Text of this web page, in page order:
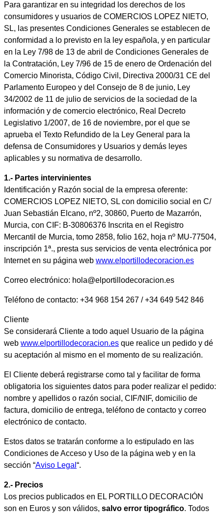
Para garantizar en su integridad los derechos de los
consumidores y usuarios de COMERCIOS LOPEZ NIETO,
SL, las presentes Condiciones Generales se establecen de
conformidad a lo previsto en la ley española, y en particular
en la Ley 7/98 de 13 de abril de Condiciones Generales de
la Contratación, Ley 7/96 de 15 de enero de Ordenación del
Comercio Minorista, Código Civil, Directiva 2000/31 CE del
Parlamento Europeo y del Consejo de 8 de junio, Ley
34/2002 de 11 de julio de servicios de la sociedad de la
información y de comercio electrónico, Real Decreto
Legislativo 1/2007, de 16 de noviembre, por el que se
aprueba el Texto Refundido de la Ley General para la
defensa de Consumidores y Usuarios y demás leyes
aplicables y su normativa de desarrollo.
1.- Partes intervinientes
Identificación y Razón social de la empresa oferente:
COMERCIOS LOPEZ NIETO, SL con domicilio social en C/
Juan Sebastián Elcano, nº2, 30860, Puerto de Mazarrón,
Murcia, con CIF: B-30806376 Inscrita en el Registro
Mercantil de Murcia, tomo 2858, folio 162, hoja nº MU-77504,
inscripción 1ª., presta sus servicios de venta electrónica por
Internet en su página web www.elportillodecoracion.es
Correo electrónico: hola@elportillodecoracion.es
Teléfono de contacto: +34 968 154 267 / +34 649 542 846
Cliente
Se considerará Cliente a todo aquel Usuario de la página
web www.elportillodecoracion.es que realice un pedido y dé
su aceptación al mismo en el momento de su realización.
El Cliente deberá registrarse como tal y facilitar de forma
obligatoria los siguientes datos para poder realizar el pedido:
nombre y apellidos o razón social, CIF/NIF, domicilio de
factura, domicilio de entrega, teléfono de contacto y correo
electrónico de contacto.
Estos datos se tratarán conforme a lo estipulado en las
Condiciones de Acceso y Uso de la página web y en la
sección “Aviso Legal “.
2.- Precios
Los precios publicados en EL PORTILLO DECORACIÓN
son en Euros y son válidos, salvo error tipográfico. Todos